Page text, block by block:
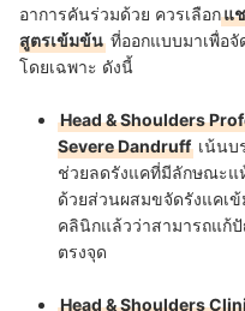
อาการคันร่วมด้วย ควรเลือกแ
สูตรเข้มข้น ที่ออกแบบมาเพื่อ
โดยเฉพาะ ดังนี้
Head & Shoulders
Severe Dandruff เน้นบ
ช่วยลดรังแคที่มีลักษณะแ
ด้วยส่วนผสมขจัดรังแคเ
คลินิกแล้วว่าสามารถแก้
ตรงจุด
Head & Shoulders